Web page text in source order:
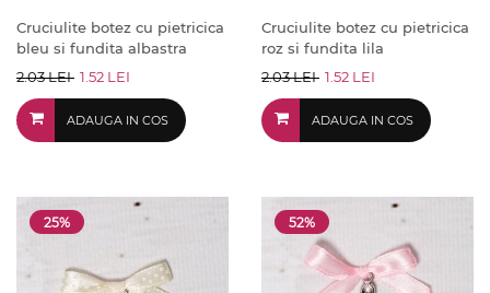
Cruciulite botez cu pietricica
bleu si fundita albastra
2.03 LEI 1.52 LEI
ADAUGA IN COS
Cruciulite botez cu pietricica
roz si fundita lila
2.03 LEI 1.52 LEI
ADAUGA IN COS
25% 52%